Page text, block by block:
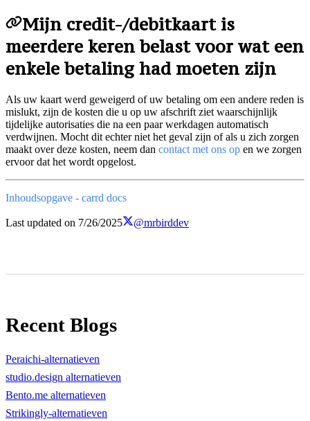
Mijn credit-/debitkaart is
meerdere keren belast voor wat een
enkele betaling had moeten zijn
Als uw kaart werd geweigerd of uw betaling om een andere reden is
mislukt, zijn de kosten die u op uw afschrift ziet waarschijnlijk
tijdelijke autorisaties die na een paar werkdagen automatisch
verdwijnen. Mocht dit echter niet het geval zijn of als u zich zorgen
maakt over deze kosten, neem dan contact met ons op en we zorgen
ervoor dat het wordt opgelost.
Inhoudsopgave - carrd docs
Last updated on 7/26/2025 @mrbirddev
Recent Blogs
Peraichi-alternatieven
studio.design alternatieven
Bento.me alternatieven
Strikingly-alternatieven